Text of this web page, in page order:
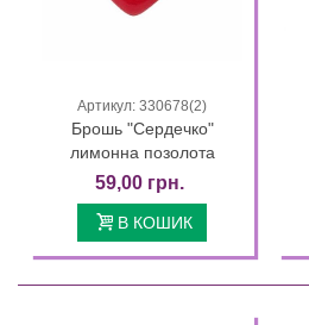
Артикул: 330678(2)
Брошь "Сердечко"
лимонна позолота
59,00 грн.
В КОШИК